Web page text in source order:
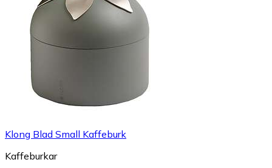
Klong Blad Small Kaffeburk
Kaffeburkar